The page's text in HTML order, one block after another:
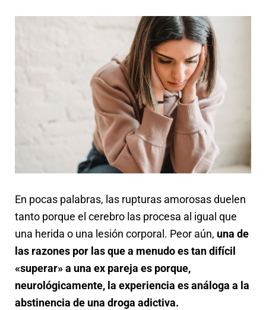
En pocas palabras, las rupturas amorosas duelen
tanto porque el cerebro las procesa al igual que
una herida o una lesión corporal. Peor aún, una de
las razones por las que a menudo es tan difícil
«superar» a una ex pareja es porque,
neurológicamente, la experiencia es análoga a la
abstinencia de una droga adictiva.